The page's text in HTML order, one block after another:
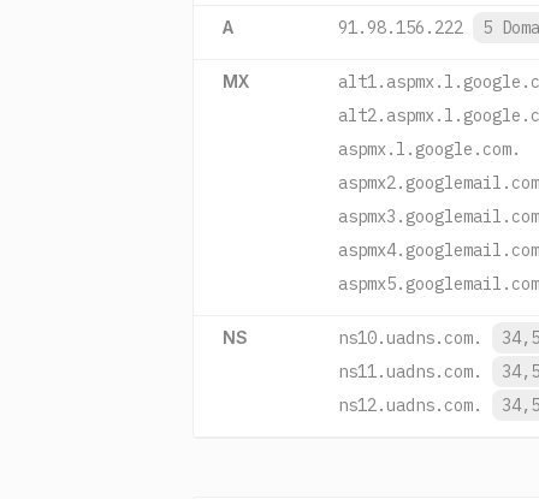
A 91.98.156.222 5
MX
aspmx.l.google.com.
NS ns10.uadns.com.
ns11.uadns.com.
ns12.uadns.com.